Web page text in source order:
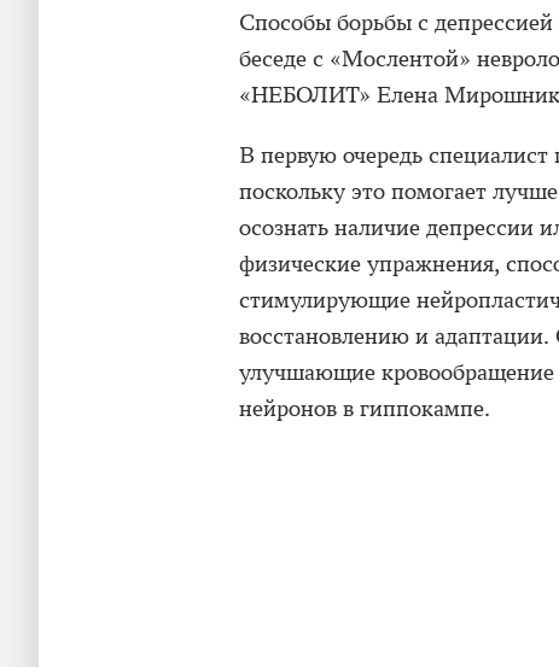
Способы борьбы с
беседе с «Мослентой»
«НЕБОЛИТ» Елена
В первую очередь специалист
поскольку это помогает
осознать наличие депрессии
физические упражнения,
стимулирующие
восстановлению и
улучшающие
нейронов в гиппокампе.